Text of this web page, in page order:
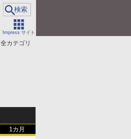
Impress サイト
全カテゴリ
1カ月